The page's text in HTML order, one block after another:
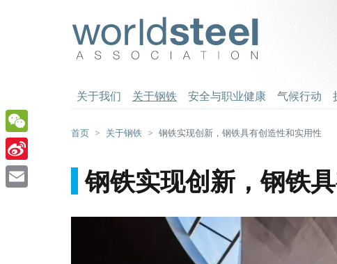
关于我们 关于钢铁 安全与职业健康 气候行动
首页 关于钢铁 钢铁实现创新，钢铁具有创造性和实用性
钢铁实现创新，钢铁
WeChat
Sina